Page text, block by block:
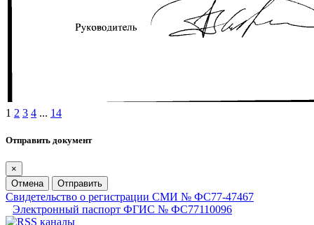
1 2 3 4 ... 14
Отправить документ
×
Отмена
Отправить
Свидетельство о регистрации СМИ № ФС77-47467
Электронный паспорт ФГИС № ФС77110096